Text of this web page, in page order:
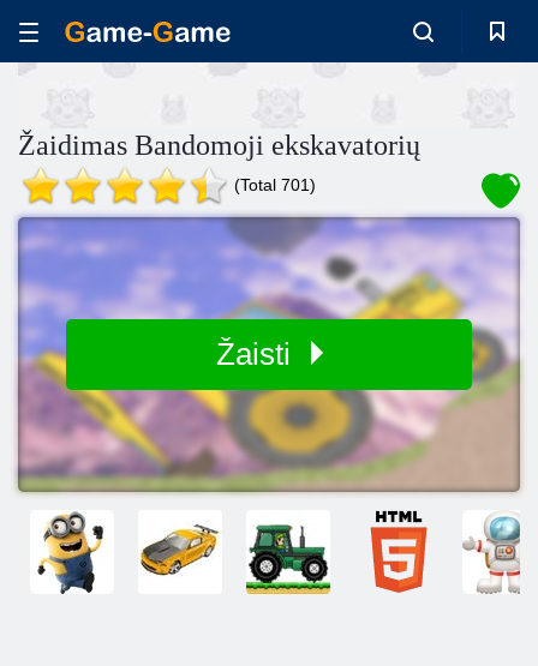
Žaidimas Bandomoji ekskavatorių
(Total 701)
Žaisti